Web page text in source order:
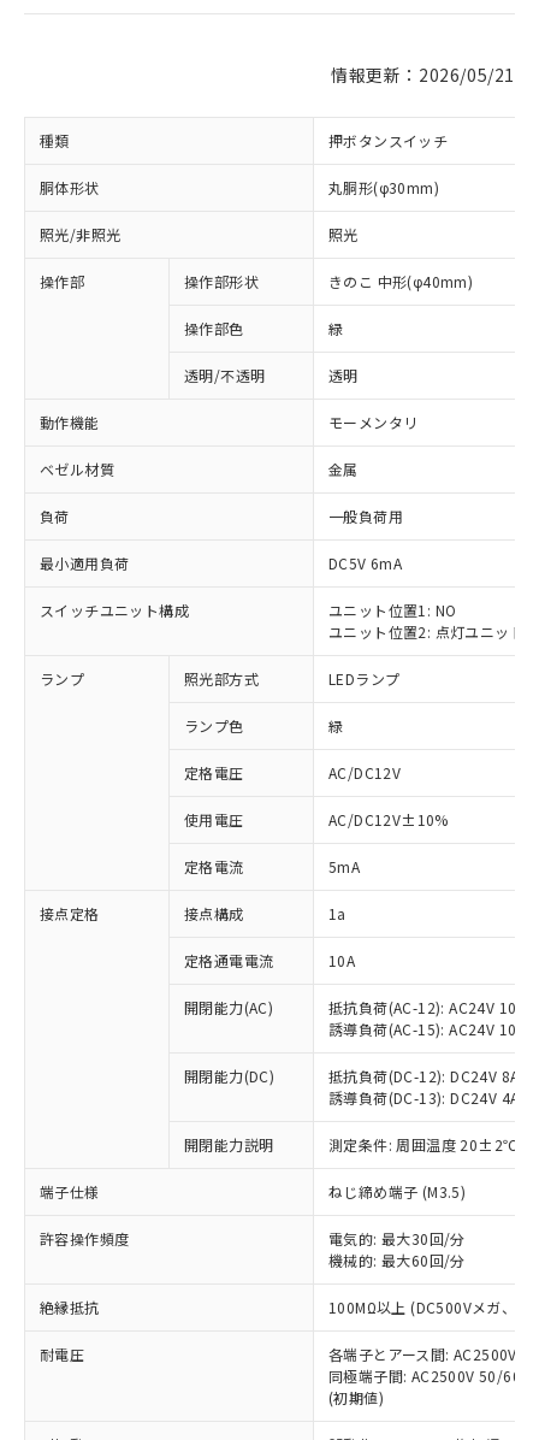
情報更新：2026/05/21
種類 押ボタンスイッチ
胴体形状 丸胴形(φ30mm)
照光/非照光 照光
操作部 操作部形状 きのこ 中形(φ40mm)
操作部色 緑
透明/不透明 透明
動作機能 モーメンタリ
ベゼル材質 金属
負荷 一般負荷用
最小適用負荷 DC5V 6mA
スイッチユニット構成
ユニット位置1: NO
ユニット位置2: 点灯ユニット
ランプ 照光部方式 LEDランプ
ランプ色 緑
定格電圧 AC/DC12V
使用電圧 AC/DC12V±10%
定格電流 5mA
接点定格 接点構成 1a
定格通電電流 10A
開閉能力(AC)
抵抗負荷(AC-12): AC24V 10A/
誘導負荷(AC-15): AC24V
開閉能力(DC)
抵抗負荷(DC-12): DC24V 8A/
誘導負荷(DC-13): DC24V 4A/
開閉能力説明 測定条件: 周囲温度 20±2℃、
端子仕様 ねじ締め端子 (M3.5)
許容操作頻度
電気的: 最大30回/分
機械的: 最大60回/分
絶縁抵抗 100MΩ以上 (DC500Vメガ、点
耐電圧
各端子とアース間: AC2500V
同極端子間: AC2500V 50/
(初期値)
ご利用条件
以下の条件をお読みいただき、同意のうえ
ご利用ください。
本サービスは、当社制御機器事業取扱
商品の当社在庫状況および標準価格
(税抜)を提供させていただくもので
当社制御機器事業取扱商品の中には、
本サービスの対象外となる商品もある
ことをご了承ください。
在庫状況および標準価格照会結果は、
記載している更新日時点での社内デー
タに基づき作成されるものであり、閲
覧された時点での実際の在庫および標
準価格とは異なる場合があることをご
※1 対応状況
対応済み：EU RoHS指令（10物質）の
非含有に対応した製品が提供可能な商品で
対応予定：EU RoHS指令（10物質）の非含
有に対応した製品に切り替える予定のある
対応予定なし：EU RoHS指令（10物質）の
非含有に非対応の商品で、対応品を出す予
定はありません。
調査・確認中：EU RoHS指令（10物質）の
非含有の対応状況を調査中または確認中の
非該当品：ライセンス料など無形物で、有
害物質有無と関係のない商品です。
仕入先様の事情により、非含有部品として
いたものが、含有品と判明した場合などや
むを得ず変更することがあります。
鉛(Pb) 1000ppm以下、 水銀(Hg) 1000ppm以下、 カド
六価クロム(Cr(Ⅵ)) 1000ppm以下、ポリ臭化ビフェニル
類(PBB) 1000ppm以下、ポリ臭化ジフェニルエーテル類
(PBDE) 1000ppm以下、フタル酸ビス(2-エチルヘキシ
※1 中国RoHS○×表
「○」：最大均質材料含有率が中国RoHSの
基準値以下であることを示します。
「×」：最大均質材料含有率が中国RoHSの
基準値を超えていることを示します。
「－」：未確認です。当社販売部門へお問
い合わせください。
*中国RoHS10物質の基準値 (GB/T26572)：
Pb(鉛) :1000ppm、 Hg(水銀) : 1000ppm、 Cd(カドミウ
Cr(Ⅵ)(六価クロム) : 1000ppm、 PBBs(ポリ臭化ビフェ
当社は、これら貴社製品のうち、外国
為替および外国貿易法に定める商品
（以下｢規制貨物等」という）を輸出
国政府の輸出許可(または役務取引許
可)を取得するなどの必要な手続きを